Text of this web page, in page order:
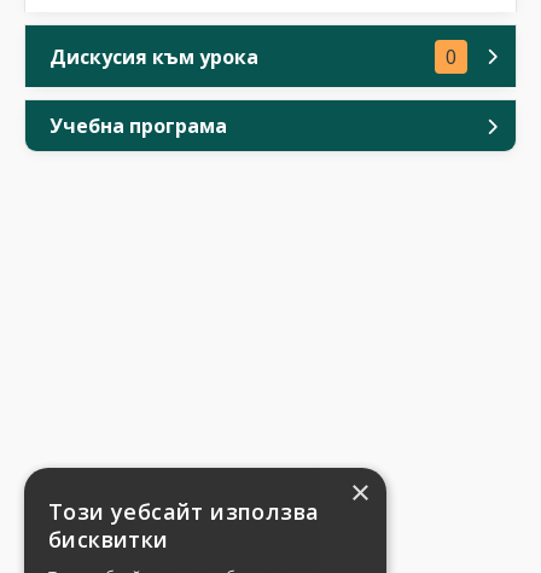
Дискусия към урока 0
Учебна програма
×
Този уебсайт използва
бисквитки